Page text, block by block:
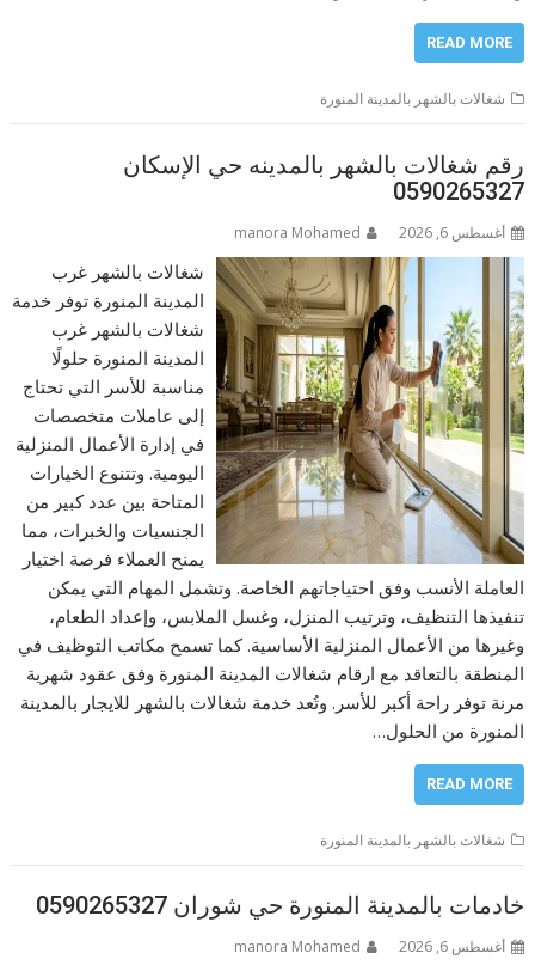
READ MORE
شغالات بالشهر بالمدينة المنورة
رقم شغالات بالشهر بالمدينه حي الإسكان
0590265327
أغسطس 6, 2026 manora Mohamed
شغالات بالشهر غرب
المدينة المنورة توفر خدمة
شغالات بالشهر غرب
المدينة المنورة حلولًا
مناسبة للأسر التي تحتاج
إلى عاملات متخصصات
في إدارة الأعمال المنزلية
اليومية. وتتنوع الخيارات
المتاحة بين عدد كبير من
الجنسيات والخبرات، مما
يمنح العملاء فرصة اختيار
العاملة الأنسب وفق احتياجاتهم الخاصة. وتشمل المهام التي يمكن
تنفيذها التنظيف، وترتيب المنزل، وغسل الملابس، وإعداد الطعام،
وغيرها من الأعمال المنزلية الأساسية. كما تسمح مكاتب التوظيف في
المنطقة بالتعاقد مع ارقام شغالات المدينة المنورة وفق عقود شهرية
مرنة توفر راحة أكبر للأسر. وتُعد خدمة شغالات بالشهر للايجار بالمدينة
المنورة من الحلول…
READ MORE
شغالات بالشهر بالمدينة المنورة
خادمات بالمدينة المنورة حي شوران 0590265327
أغسطس 6, 2026 manora Mohamed